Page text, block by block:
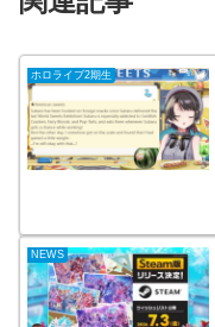
ホロライブ2期生
NEWS